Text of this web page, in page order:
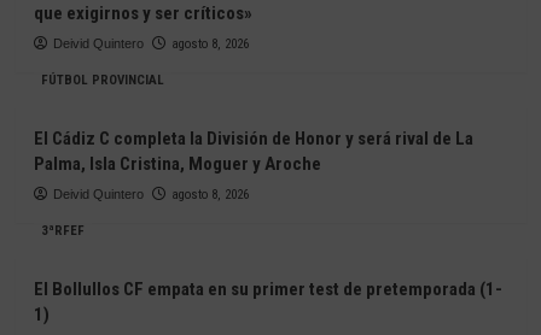
que exigirnos y ser críticos»
Deivid Quintero agosto 8, 2026
FÚTBOL PROVINCIAL
El Cádiz C completa la División de Honor y será rival de La
Palma, Isla Cristina, Moguer y Aroche
Deivid Quintero agosto 8, 2026
3ªRFEF
El Bollullos CF empata en su primer test de pretemporada (1-
1)